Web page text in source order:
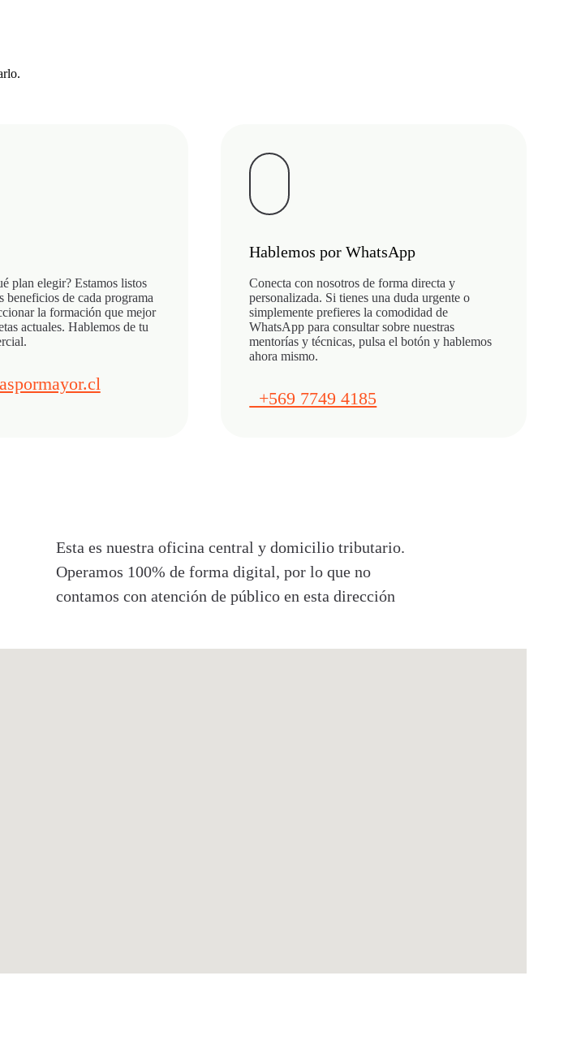
plan elegir? Estamos listos
beneficios de cada programa
la formación que mejor
actuales. Hablemos de tu
Hablemos por WhatsApp
Conecta con nosotros de forma directa y
personalizada. Si tienes una duda urgente o
simplemente prefieres la comodidad de
WhatsApp para consultar sobre nuestras
mentorías y técnicas, pulsa el botón y hablemos
ahora mismo.
+569 7749 4185
Esta es nuestra oficina central y domicilio tributario.
Operamos 100% de forma digital, por lo que no
contamos con atención de público en esta dirección